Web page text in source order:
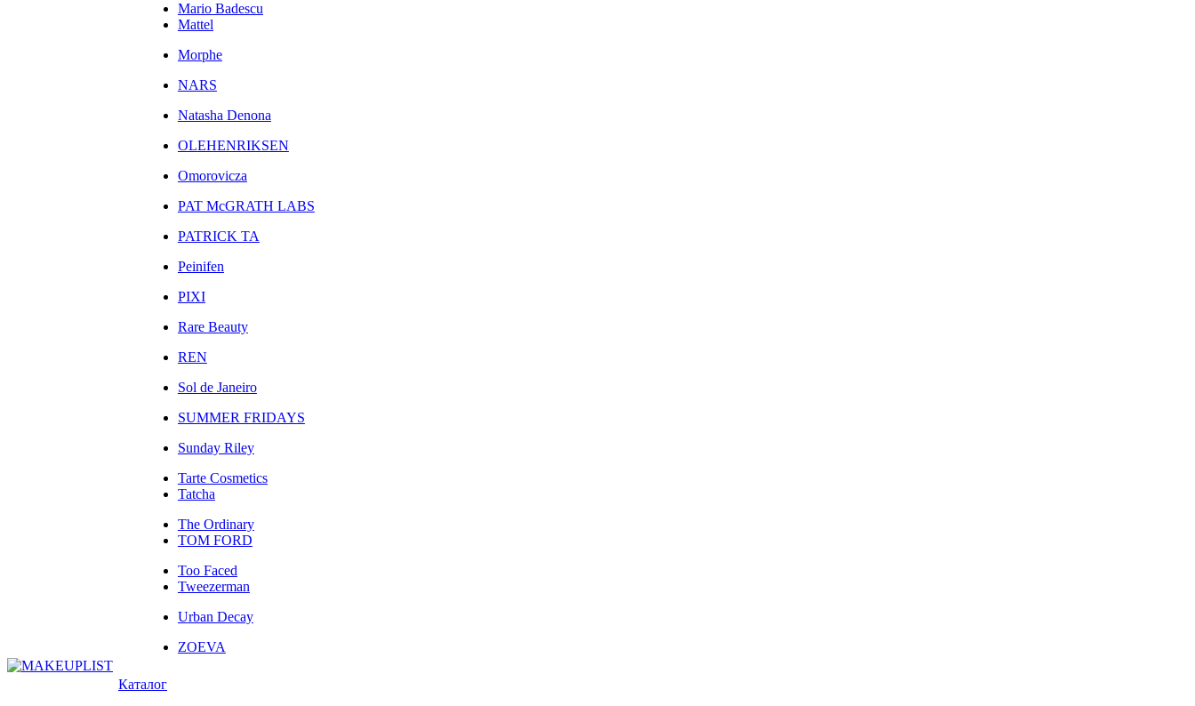
Mario Badescu
Mattel
Morphe
NARS
Natasha Denona
OLEHENRIKSEN
Omorovicza
PAT McGRATH LABS
PATRICK TA
Peinifen
PIXI
Rare Beauty
REN
Sol de Janeiro
SUMMER FRIDAYS
Sunday Riley
Tarte Cosmetics
Tatcha
The Ordinary
TOM FORD
Too Faced
Tweezerman
Urban Decay
ZOEVA
Каталог